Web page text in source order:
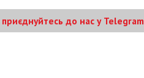
приєднуйтесь до нас у Telegram